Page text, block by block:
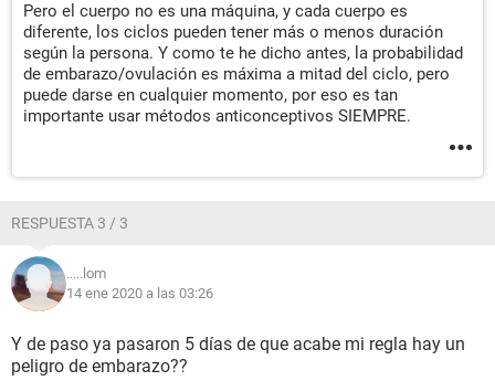
Pero el cuerpo no es una máquina, y cada cuerpo es
diferente, los ciclos pueden tener más o menos duración
según la persona. Y como te he dicho antes, la probabilidad
de embarazo/ovulación es máxima a mitad del ciclo, pero
puede darse en cualquier momento, por eso es tan
importante usar métodos anticonceptivos SIEMPRE.
RESPUESTA 3 / 3
.....lom
14 ene 2020 a las 03:26
Y de paso ya pasaron 5 días de que acabe mi regla hay un
peligro de embarazo??